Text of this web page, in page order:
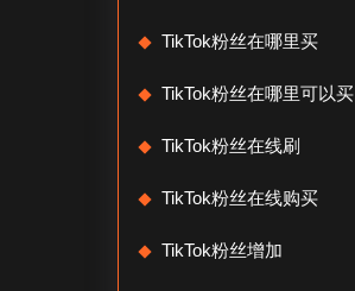
TikTok粉丝在哪里买
TikTok粉丝在哪里可以买
TikTok粉丝在线刷
TikTok粉丝在线购买
TikTok粉丝增加